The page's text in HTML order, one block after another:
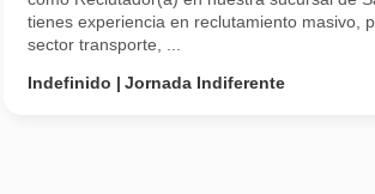
tienes experiencia en reclutamiento masivo,
sector transporte, ...
Indefinido
Jornada Indiferente